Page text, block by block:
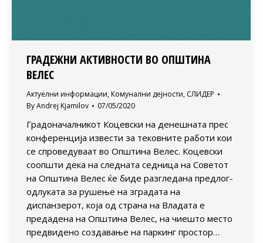
ГРАДЕЖНИ АКТИВНОСТИ ВО ОПШТИНА
ВЕЛЕС
Актуелни информации, Комунални дејности, СЛИДЕР
ByAndrej Kjamilov 07/05/2020
Градоначалникот Коцевски на денешната прес
конференција извести за тековните работи кои
се спроведуваат во Општина Велес. Коцевски
соопшти дека на следната седница на Советот
на Општина Велес ќе биде разгледана предлог-
одлуката за рушење на зградата на
диспанзерот, која од страна на Владата е
предадена на Општина Велес, на чиешто место
предвидено создавање на паркинг простор…